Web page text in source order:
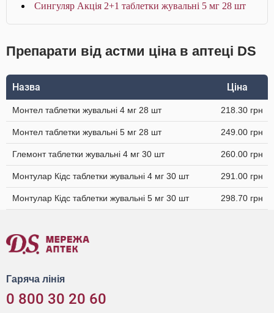
Сингуляр Акція 2+1 таблетки жувальні 5 мг 28 шт
Препарати від астми ціна в аптеці DS
Назва Ціна
Монтел таблетки жувальні 4 мг 28 шт 218.30 грн
Монтел таблетки жувальні 5 мг 28 шт 249.00 грн
Глемонт таблетки жувальні 4 мг 30 шт 260.00 грн
Монтулар Кідс таблетки жувальні 4 мг 30 шт 291.00 грн
Монтулар Кідс таблетки жувальні 5 мг 30 шт 298.70 грн
Гаряча лінія
0 800 30 20 60